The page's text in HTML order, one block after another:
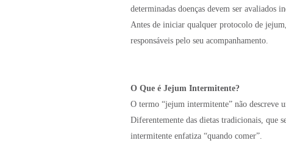
determinadas doenças devem ser avaliados
Antes de iniciar qualquer protocolo de
responsáveis pelo seu acompanhamento.
O Que é Jejum Intermitente?
O termo “jejum intermitente” não descreve
Diferentemente das dietas tradicionais, que
intermitente enfatiza “quando comer”.